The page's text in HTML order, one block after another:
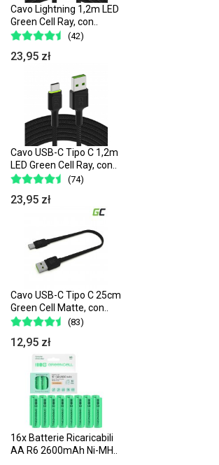
Cavo Lightning 1,2m LED
Green Cell Ray, con..
(42)
23,95 zł
Cavo USB-C Tipo C 1,2m
LED Green Cell Ray, con..
(74)
23,95 zł
Cavo USB-C Tipo C 25cm
Green Cell Matte, con..
(83)
12,95 zł
16x Batterie Ricaricabili
AA R6 2600mAh Ni-MH..